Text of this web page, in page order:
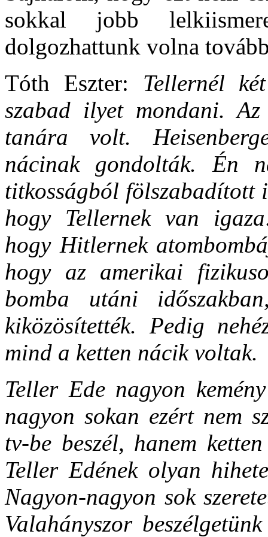
sokkal jobb
dolgozhattunk volna
Tóth Eszter: Tellernél
szabad ilyet mondani.
tanára volt.
nácinak gondolták. Én
titkosságból fölszabadított
hogy Tellernek van
hogy Hitlernek
hogy az amerikai
bomba utáni
kiközösítették. Pedig
mind a ketten nácik voltak.
Teller Ede nagyon
nagyon sokan ezért nem
tv-be beszél, hanem
Teller Edének olyan
Nagyon-nagyon sok
Valahányszor